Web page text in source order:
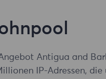
Antigua and
IP-Adressen, die